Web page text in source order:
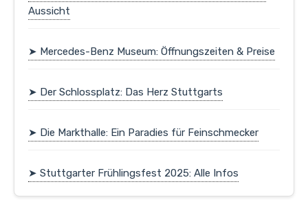
Aussicht
➤ Mercedes-Benz Museum: Öffnungszeiten & Preise
➤ Der Schlossplatz: Das Herz Stuttgarts
➤ Die Markthalle: Ein Paradies für Feinschmecker
➤ Stuttgarter Frühlingsfest 2025: Alle Infos